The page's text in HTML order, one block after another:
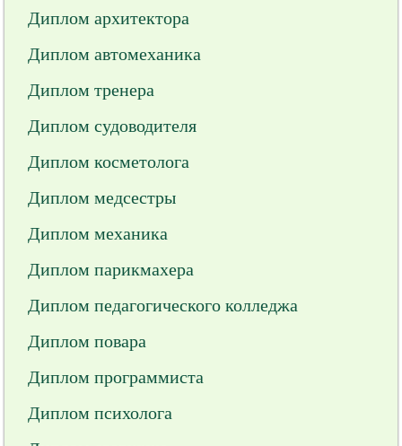
Диплом архитектора
Диплом автомеханика
Диплом тренера
Диплом судоводителя
Диплом косметолога
Диплом медсестры
Диплом механика
Диплом парикмахера
Диплом педагогического колледжа
Диплом повара
Диплом программиста
Диплом психолога